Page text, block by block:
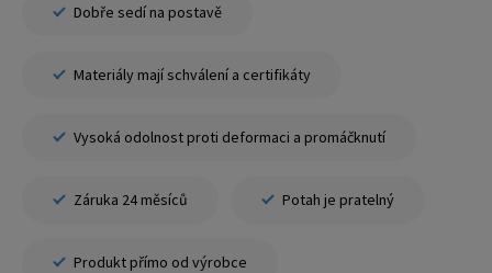
Dobře sedí na postavě
Materiály mají schválení a certifikáty
Vysoká odolnost proti deformaci a promáčknutí
Záruka 24 měsíců Potah je pratelný
Produkt přímo od výrobce